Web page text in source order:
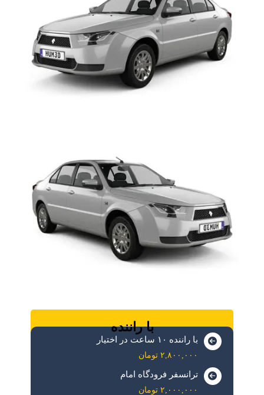
با راننده
با راننده ۱۰ ساعت در اختیار
۲,۸۰۰,۰۰۰ تومان
ترانسفر فرودگاه امام
۲,۰۰۰,۰۰۰ تومان